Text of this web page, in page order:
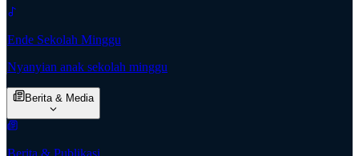
Ende Sekolah Minggu
Nyanyian anak sekolah minggu
Berita & Media
Berita & Publikasi